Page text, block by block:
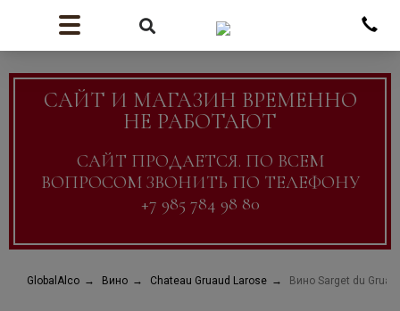
САЙТ И МАГАЗИН ВРЕМЕННО
НЕ РАБОТАЮТ
САЙТ ПРОДАЕТСЯ. ПО ВСЕМ
ВОПРОСОМ ЗВОНИТЬ ПО ТЕЛЕФОНУ
+7 985 784 98 80
GlobalAlco Вино Chateau Gruaud Larose Вино Sarget du